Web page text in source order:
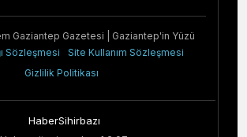
Gaziantep Gazetesi | Gaziantep'in Yüzü
Sözleşmesi
Site Kullanım Sözleşmesi
Gizlilik Politikası
HaberSihirbazı